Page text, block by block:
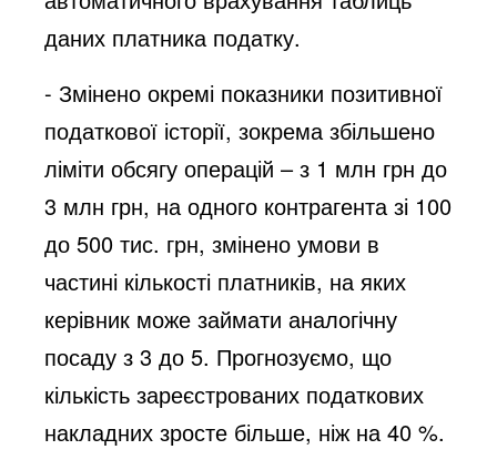
даних платника податку.
- Змінено окремі показники позитивної
податкової історії, зокрема збільшено
ліміти обсягу операцій – з 1 млн грн до
3 млн грн, на одного контрагента зі 100
до 500 тис. грн, змінено умови в
частині кількості платників, на яких
керівник може займати аналогічну
посаду з 3 до 5. Прогнозуємо, що
кількість зареєстрованих податкових
накладних зросте більше, ніж на 40 %.